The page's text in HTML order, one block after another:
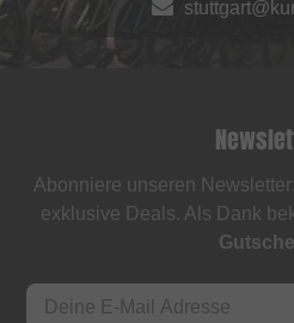
Abonniere unseren
exklusive Deals. Als Dank